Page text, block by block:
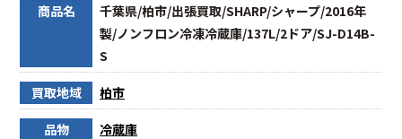
商品名
千葉県/柏市/出張買取/SHARP/シャープ/2016年
製/ノンフロン冷凍冷蔵庫/137L/2ドア/SJ-D14B-
S
買取地域 柏市
品物 冷蔵庫